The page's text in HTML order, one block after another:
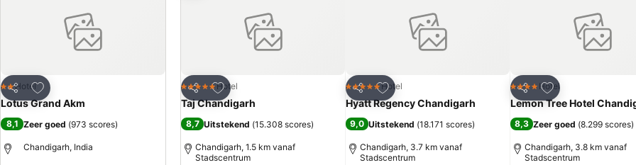
Delen
Toevoegen aan favorieten
2 Sterren
Hotel
Lotus Grand Akm
8,1 Zeer goed (973 scores)
Chandigarh, India
Delen
Toevoegen aan favorieten
5 SterrenHotel
Taj Chandigarh
8,7 Uitstekend (15.308 scores)
Chandigarh, 1.5 km vanaf
Stadscentrum
Delen
Toevoegen aan favorieten
5 SterrenHotel
Hyatt Regency Chandigarh
9,0 Uitstekend (18.171 scores)
Chandigarh, 3.7 km vanaf
Stadscentrum
Delen
Toevoegen aan
4 SterrenHotel
Lemon Tree Hotel
8,3 Zeer goed (8.299 scores)
Chandigarh, 3.8 km vanaf
Stadscentrum